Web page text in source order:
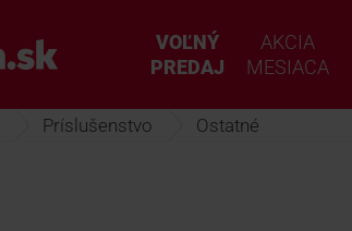
VOĽNÝ
PREDAJ
AKCIA
MESIACA
Príslušenstvo Ostatné